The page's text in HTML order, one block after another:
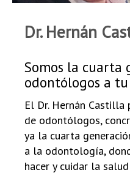
Dr. Hernán
Somos la cuarta
odontólogos a
El Dr. Hernán
de odontólogos,
ya la cuarta
a la odontología,
hacer y cuidar la